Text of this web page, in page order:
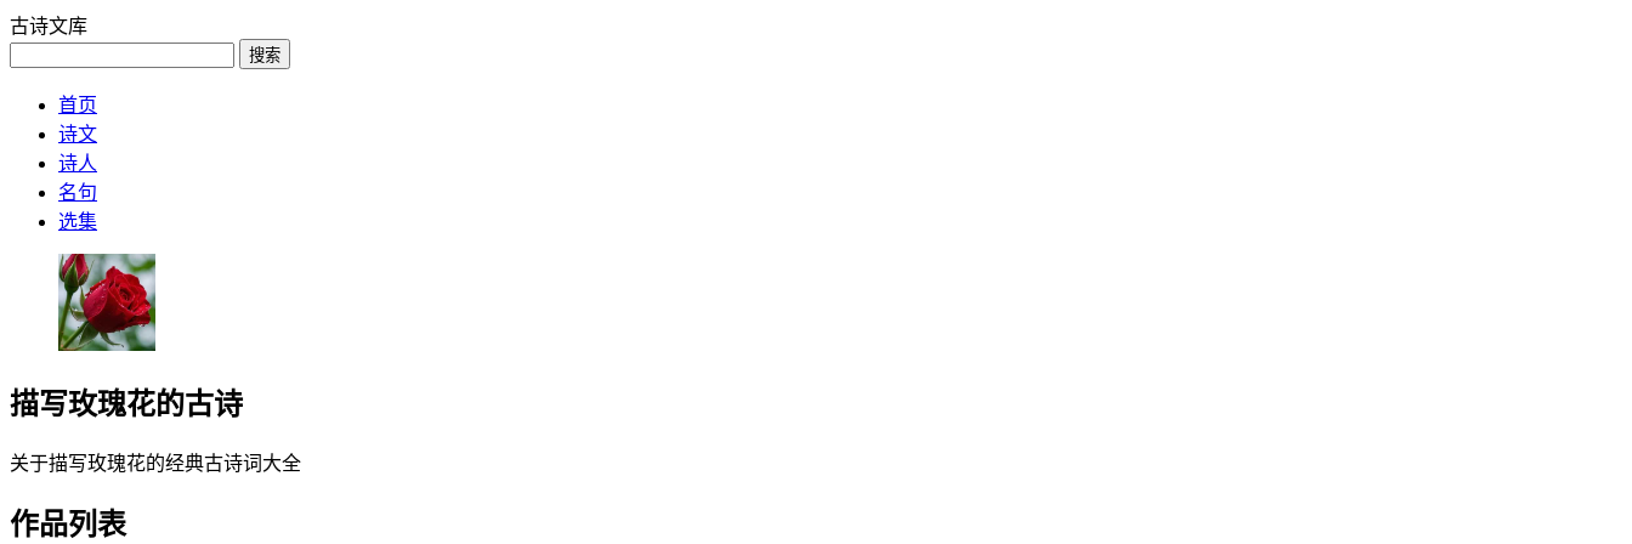
古诗文库
搜索
首页
诗文
诗人
名句
选集
描写玫瑰花的古诗
关于描写玫瑰花的经典古诗词大全
作品列表